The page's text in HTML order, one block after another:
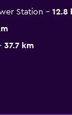
Station
12.8
37.7 km